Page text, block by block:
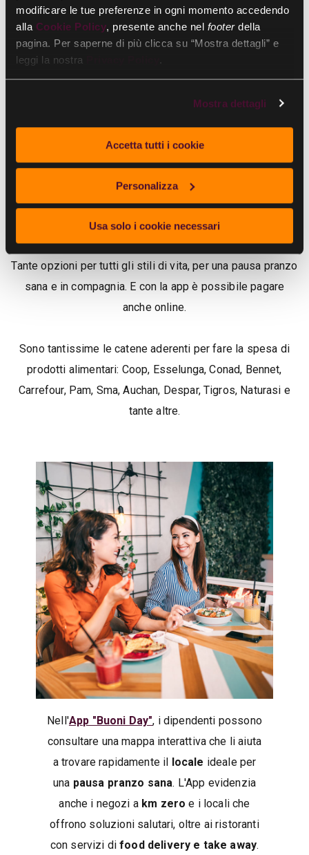
modificare le tue preferenze in ogni momento accedendo
alla Cookie Policy, presente anche nel footerdella
pagina. Per saperne di più clicca su “Mostra dettagli” e
leggi la nostra
.
Mostra dettagli
Accetta tutti i cookie
Personalizza
Usa solo i cookie necessari
Più potere d’acquisto per i
dipendenti
Buoni pasto aziendali accettati in
Semplifica la vita ai tuoi dipendenti con la soluzione di
welfare di Day pensata per lapausa pranzo
spesa, ancheonline, in oltre150.000 esercizi
commerciali convenzionati
Tante opzioni per tutti gli stili di vita, per una pausa pranzo
sana e in compagnia. E con la app è possibile pagare
anche online.
Sono tantissime le catene aderenti per fare la spesa di
prodotti alimentari: Coop, Esselunga, Conad, Bennet,
Carrefour, Pam, Sma, Auchan, Despar, Tigros, Naturasi e
tante altre.
Nell'App "Buoni Day", i dipendenti possono
consultare una mappa interattiva che li aiuta
a trovare rapidamente il
locale ideale per
una pausa pranzo sana. L'App evidenzia
anche i negozi a km zero e i locali che
offrono soluzioni salutari, oltre ai ristoranti
con servizi difood delivery e take away.